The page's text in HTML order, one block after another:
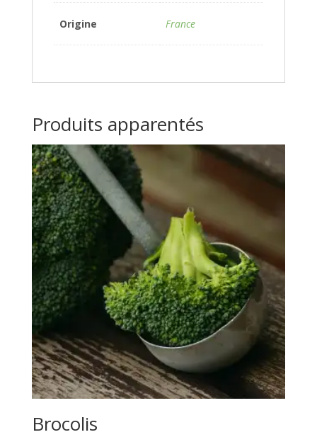
Origine France
Produits apparentés
Brocolis